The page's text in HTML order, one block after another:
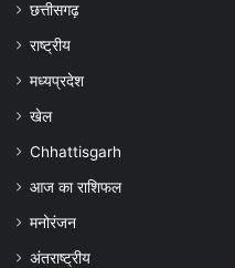
छत्तीसगढ़
राष्ट्रीय
मध्यप्रदेश
खेल
Chhattisgarh
आज का राशिफल
मनोरंजन
अंतराष्ट्रीय